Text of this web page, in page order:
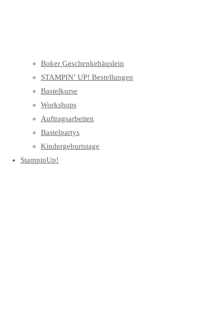
Boker Geschenkehäuslein
STAMPIN’ UP! Bestellungen
Bastelkurse
Workshops
Auftragsarbeiten
Bastelpartys
Kindergeburtstage
StampinUp!